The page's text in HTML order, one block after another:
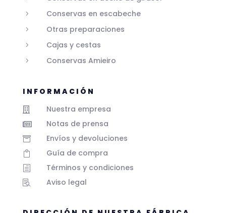
5 Conservas en escabeche
5 Otras preparaciones
5 Cajas y cestas
5 Conservas Amieiro
INFORMACIÓN
 Nuestra empresa
 Notas de prensa
 Envíos y devoluciones
 Guía de compra
h Términos y condiciones
 Aviso legal